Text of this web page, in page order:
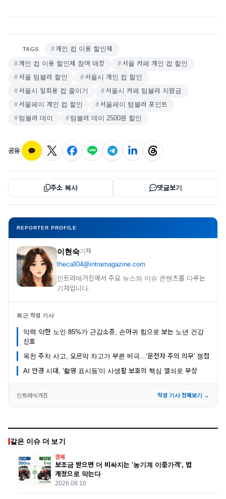
TAGS 개인 컵 이용 할인제
개인 컵 이용 할인제 참여 매장
서울 카페 개인 컵 할인
서울 텀블러 할인
서울시 개인 컵 할인
서울시 일회용 컵 줄이기
서울시 카페 텀블러 지원금
서울페이 개인 컵 할인
서울페이 텀블러 포인트
텀블러 데이
텀블러 데이 2500원 할인
공유
주소 복사 댓글보기
REPORTER PROFILE
이현숙기자
thecall04@intramagazine.com
인트라매거진에서 주요 뉴스와 이슈 콘텐츠를 다루는
기자입니다.
최근 작성 기사
악력 약한 노인 85%가 근감소증, 손아귀 힘으로 보는 노년 건강
신호
옥천 주차 사고, 오르막 차고가 부른 비극…'운전자 주의 의무' 쟁점
AI 안경 시대, '촬영 표시등'이 사생활 보호의 핵심 열쇠로 부상
인트라매거진 작성 기사 전체보기 →
같은 이슈 더 보기
경제
보조금 받으면 더 비싸지는 '농기계 이중가격', 법
개정으로 막는다
2026.08.10